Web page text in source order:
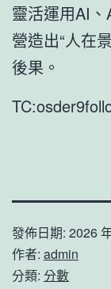
靈活運用AI
營造出“人在
後果。
發佈日期: 2026
作者: admin
分類: 分數